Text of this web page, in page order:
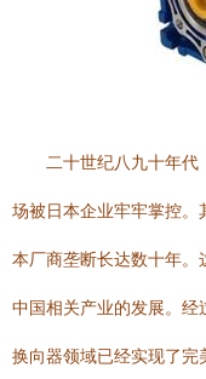
二十世纪八九十年
场被日本企业牢牢掌控。
本厂商垄断长达数十年
中国相关产业的发展。
换向器领域已经实现了完